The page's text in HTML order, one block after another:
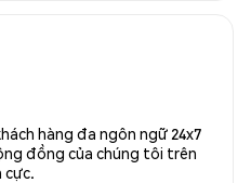
hàng đa ngôn ngữ 24x7
đồng của chúng tôi trên
cực.